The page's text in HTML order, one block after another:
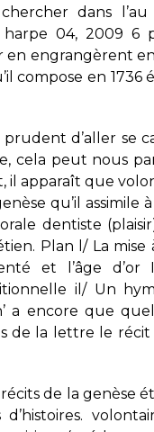
dans l’au
04, 2009 6
en engrangèrent
compose en 1736
d’aller se
cela peut nous
il apparaît que
qu’il assimile à
dentiste
Plan l/ La mise
et l’âge d’or
il/ Un
a encore que
de la lettre le récit
de la genèse